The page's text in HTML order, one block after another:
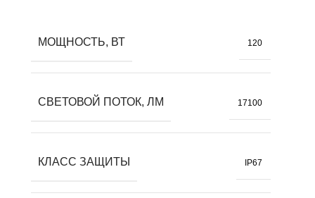
МОЩНОСТЬ, ВТ 120
СВЕТОВОЙ ПОТОК, ЛМ 17100
КЛАСС ЗАЩИТЫ IP67